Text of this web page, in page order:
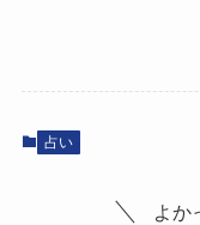
占い
よか